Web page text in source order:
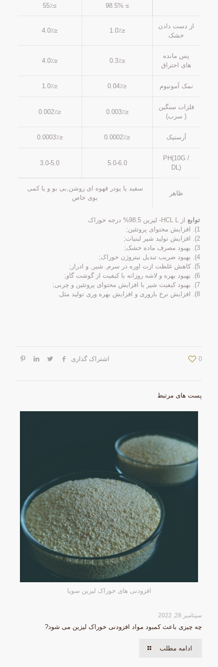
≥ 98.5% ≥55٪
از دست دادن
خشک
≤1.0٪ ≤4.0٪
پس مانده
های احتراق
≤0.3٪ ≤4.0٪
نمک آمونیوم ≤0.04٪ ≤1.0٪
فلزات سنگین
( سرب)
≤0.003٪ ≤0.002٪
آرسنیک ≤0.0002٪ ≤0.0003٪
PH(10G /
DL)
5.0-6.0
3.0-5.0
ظاهر
سفید یا پودر قهوه ای روشن,بی بو و یا کمی
بوی خاص
توابع از HCL L- لیزین 98.5% درجه خوراک
1). افزایش محتوای پروتئین;
2). افزایش تولید شیر لبنیات;
3). بهبود مصرف ماده خشک;
4). بهبود ضریب تبدیل نیتروژن خوراک;
5). کاهش غلظت ازت اوره در سرم, شیر, و ادرار;
6). بهبود بهره و لاشه روزانه با کیفیت از گوشت گاو;
7). بهبود کیفیت شیر ​​با افزایش محتوای پروتئین و چربی;
8). افزایش نرخ باروری و افزایش بهره وری تولید مثل.
اشتراک گذاری 0
پست های مرتبط
افزودنی های خوراک لیزین سویا
سپتامبر 28, 2022
چه چیزی باعث کمبود مواد افزودنی خوراک لیزین می شود?
ادامه مطلب